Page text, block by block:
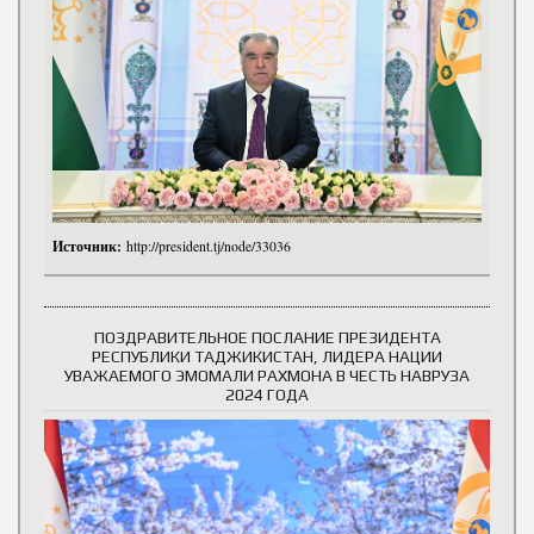
Источник: http://president.tj/node/33036
ПОЗДРАВИТЕЛЬНОЕ ПОСЛАНИЕ ПРЕЗИДЕНТА
РЕСПУБЛИКИ ТАДЖИКИСТАН, ЛИДЕРА НАЦИИ
УВАЖАЕМОГО ЭМОМАЛИ РАХМОНА В ЧЕСТЬ НАВРУЗА
2024 ГОДА